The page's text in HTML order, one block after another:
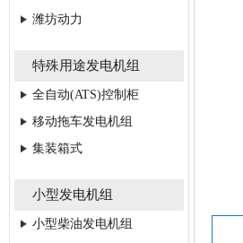
潍坊动力
特殊用途发电机组
全自动(ATS)控制柜
移动拖车发电机组
集装箱式
小型发电机组
小型柴油发电机组